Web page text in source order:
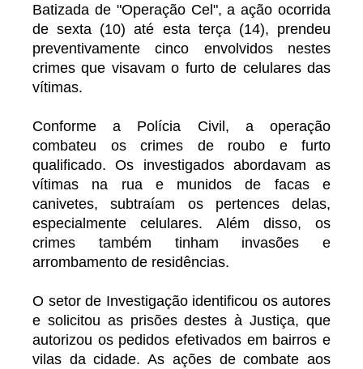
Batizada de "Operação Cel", a ação ocorrida
de sexta (10) até esta terça (14), prendeu
preventivamente cinco envolvidos nestes
crimes que visavam o furto de celulares das
vítimas.
Conforme a Polícia Civil, a operação
combateu os crimes de roubo e furto
qualificado. Os investigados abordavam as
vítimas na rua e munidos de facas e
canivetes, subtraíam os pertences delas,
especialmente celulares. Além disso, os
crimes também tinham invasões e
arrombamento de residências.
O setor de Investigação identificou os autores
e solicitou as prisões destes à Justiça, que
autorizou os pedidos efetivados em bairros e
vilas da cidade. As ações de combate aos